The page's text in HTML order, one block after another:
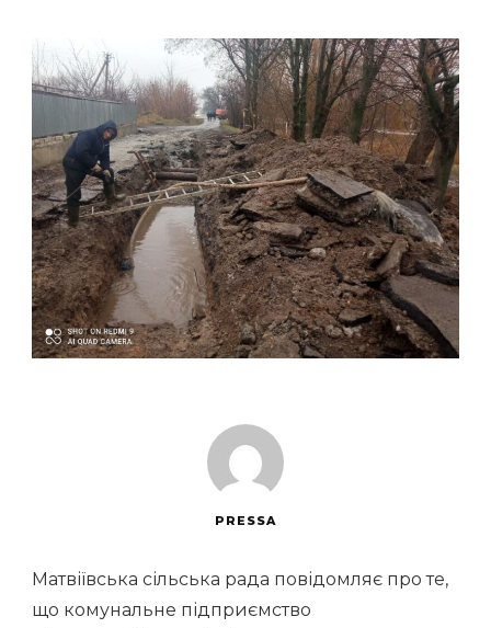
PRESSA
Матвіївська сільська рада повідомляє про те,
що комунальне підприємство